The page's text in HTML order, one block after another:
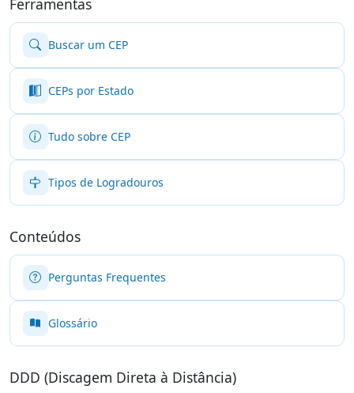
Buscar um CEP
CEPs por Estado
Tudo sobre CEP
Tipos de Logradouros
Conteúdos
Perguntas Frequentes
Glossário
DDD (Discagem Direta à Distância)